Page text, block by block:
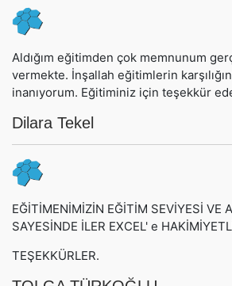
Aldığım eğitimden çok memnunum
vermekte. İnşallah eğitimlerin
inanıyorum. Eğitiminiz için teşekkür
Dilara Tekel
EĞİTİMENİMİZİN EĞİTİM SEVİYESİ VE
SAYESİNDE İLER EXCEL' e
TEŞEKKÜRLER.